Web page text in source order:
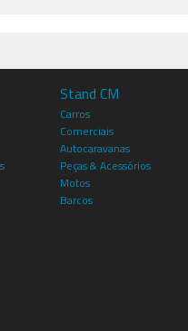
Stand CM
Carros
Comerciais
Autocaravanas
Peças & Acessórios
Motos
Barcos